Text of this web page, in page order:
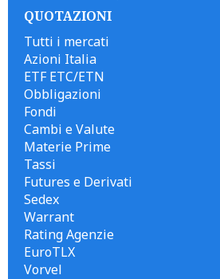
QUOTAZIONI
Tutti i mercati
Azioni Italia
ETF ETC/ETN
Obbligazioni
Fondi
Cambi e Valute
Materie Prime
Tassi
Futures e Derivati
Sedex
Warrant
Rating Agenzie
EuroTLX
Vorvel